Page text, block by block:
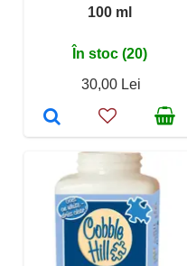
100 ml
În stoc (20)
30,00 Lei